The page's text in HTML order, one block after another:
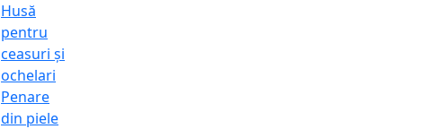
Husă
pentru
ceasuri și
ochelari
Penare
din piele